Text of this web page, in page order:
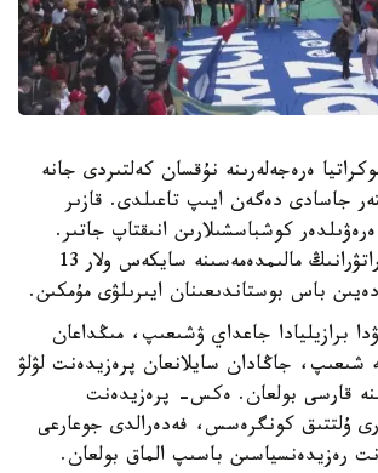
ەرەجەلەرىنە نۇقسان كەلتىردى جانە
جاسادى دەگەن ايىپ تاعىلدى. قازىر
كوشباسشىلارىن انىقتاپ جاتىر.
جەرگىلىكتى پروكۋراتۋرانىڭ مالىمدەمەسىنە سايكەس ولار 13
برازيليادا جاعداي ۋشىعىپ، مىڭداعان
شىعىپ، جاڭادان سايلانعان پرەزيدەنت لۋلۋ
قارسى بولعان. ەكس- پرەزيدەنت
ۇلتتىق كونگرەسس، فەدەرالدى جوعارعى
رەزيدەنسياسىن باسىپ الماق بولعان.